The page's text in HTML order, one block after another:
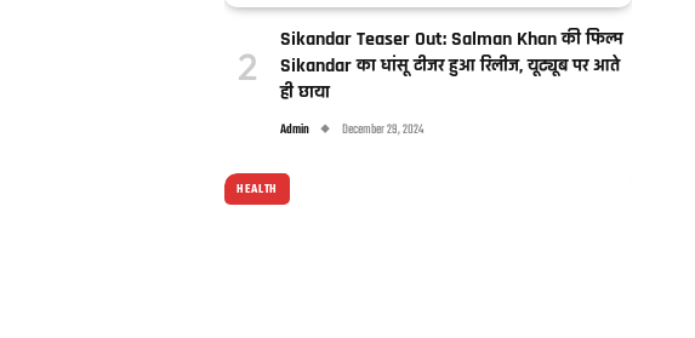
Sikandar Teaser Out: Salman Khan की फिल्म
Sikandar का धांसू टीजर हुआ रिलीज, यूट्यूब पर आते
ही छाया
Admin December 29, 2024
HEALTH